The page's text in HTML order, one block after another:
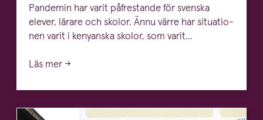
Pan­demin har var­it påfre­stande för sven­s­ka
elever, lärare och skolor. Ännu värre har sit­u­a­tio­
nen var­it i kenyan­s­ka skolor, som var­it…
Läs mer →